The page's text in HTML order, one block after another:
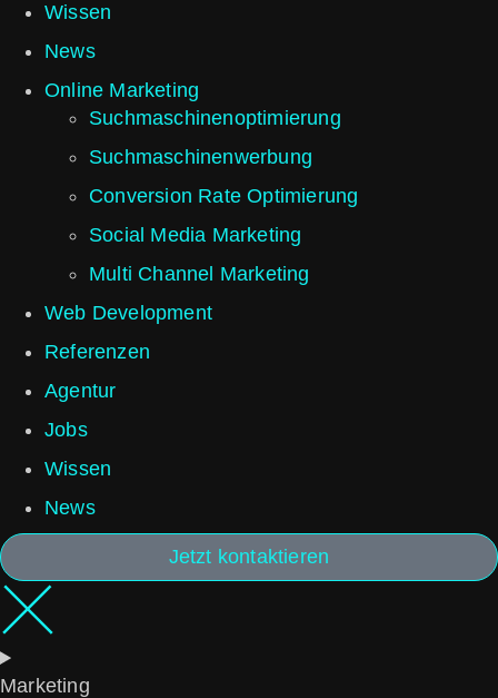
Wissen
News
Online Marketing
Such­maschinen­optimierung
Such­maschinen­werbung
Conversion Rate Optimierung
Social Media Marketing
Multi Channel Marketing
Web Development
Referenzen
Agentur
Jobs
Wissen
News
Jetzt kontaktieren
Marketing